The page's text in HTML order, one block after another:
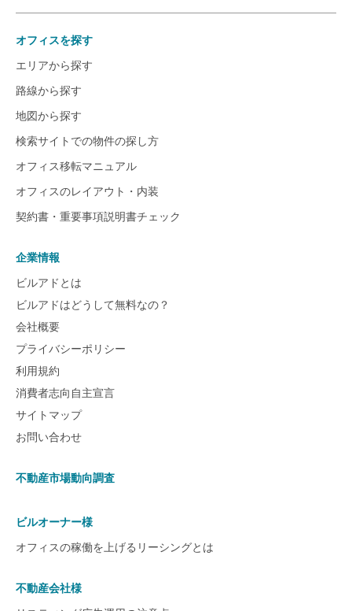
オフィスを探す
エリアから探す
路線から探す
地図から探す
検索サイトでの物件の探し方
オフィス移転マニュアル
オフィスのレイアウト・内装
契約書・重要事項説明書チェック
企業情報
ビルアドとは
ビルアドはどうして無料なの？
会社概要
プライバシーポリシー
利用規約
消費者志向自主宣言
サイトマップ
お問い合わせ
不動産市場動向調査
ビルオーナー様
オフィスの稼働を上げるリーシングとは
不動産会社様